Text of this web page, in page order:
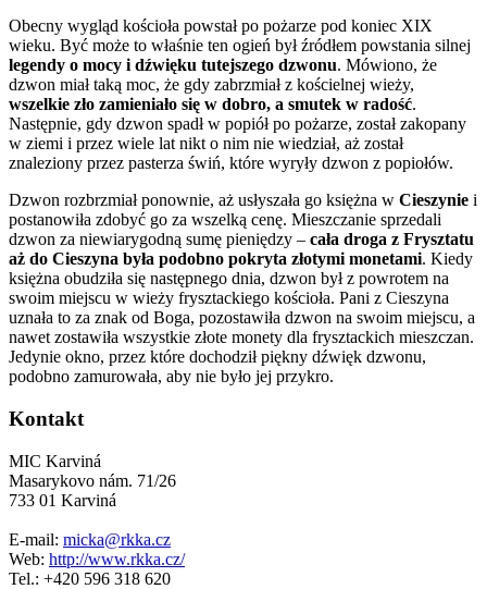
Obecny wygląd kościoła powstał po pożarze pod koniec XIX
wieku. Być może to właśnie ten ogień był źródłem powstania silnej
legendy o mocy i dźwięku tutejszego dzwonu. Mówiono, że
dzwon miał taką moc, że gdy zabrzmiał z kościelnej wieży,
wszelkie zło zamieniało się w dobro, a smutek w radość.
Następnie, gdy dzwon spadł w popiół po pożarze, został zakopany
w ziemi i przez wiele lat nikt o nim nie wiedział, aż został
znaleziony przez pasterza świń, które wyryły dzwon z popiołów.
Dzwon rozbrzmiał ponownie, aż usłyszała go księżna w Cieszynie i
postanowiła zdobyć go za wszelką cenę. Mieszczanie sprzedali
dzwon za niewiarygodną sumę pieniędzy – cała droga z Frysztatu
aż do Cieszyna była podobno pokryta złotymi monetami. Kiedy
księżna obudziła się następnego dnia, dzwon był z powrotem na
swoim miejscu w wieży frysztackiego kościoła. Pani z Cieszyna
uznała to za znak od Boga, pozostawiła dzwon na swoim miejscu, a
nawet zostawiła wszystkie złote monety dla frysztackich mieszczan.
Jedynie okno, przez które dochodził piękny dźwięk dzwonu,
podobno zamurowała, aby nie było jej przykro.
Kontakt
MIC Karviná
Masarykovo nám. 71/26
733 01 Karviná
E-mail: micka@rkka.cz
Web: http://www.rkka.cz/
Tel.: +420 596 318 620